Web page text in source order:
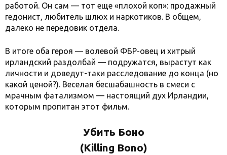
работой. Он сам — тот еще «плохой коп»: продажный
гедонист, любитель шлюх и наркотиков. В общем,
далеко не передовик отдела.
В итоге оба героя — волевой ФБР-овец и хитрый
ирландский раздолбай — подружатся, вырастут как
личности и доведут-таки расследование до конца (но
какой ценой?). Веселая бесшабашность в смеси с
мрачным фатализмом — настоящий дух Ирландии,
которым пропитан этот фильм.
Убить Боно
(Killing Bono)